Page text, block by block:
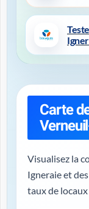
Carte
Visualisez la
Igneraie et
taux de